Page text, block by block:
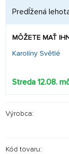
Predĺžená
MÔŽETE MAŤ
Karolíny Světlé
Streda 12.08.
Výrobca:
Kód tovaru: